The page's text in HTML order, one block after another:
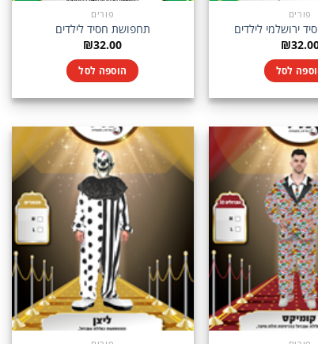
פורים
ירושלמי לילדים
₪
לסל
פורים
תחפושת חסיד לילדים
₪32.00
הוספה לסל